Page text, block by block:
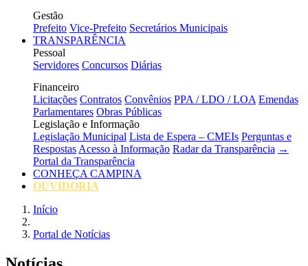
Gestão
Prefeito Vice-Prefeito Secretários Municipais
TRANSPARÊNCIA
Pessoal
Servidores Concursos Diárias
Financeiro
Licitações Contratos Convênios PPA / LDO / LOA Emendas
Parlamentares Obras Públicas
Legislação e Informação
Legislação Municipal Lista de Espera – CMEIs Perguntas e
Respostas Acesso à Informação Radar da Transparência →
Portal da Transparência
CONHEÇA CAMPINA
OUVIDORIA
Início
Portal de Notícias